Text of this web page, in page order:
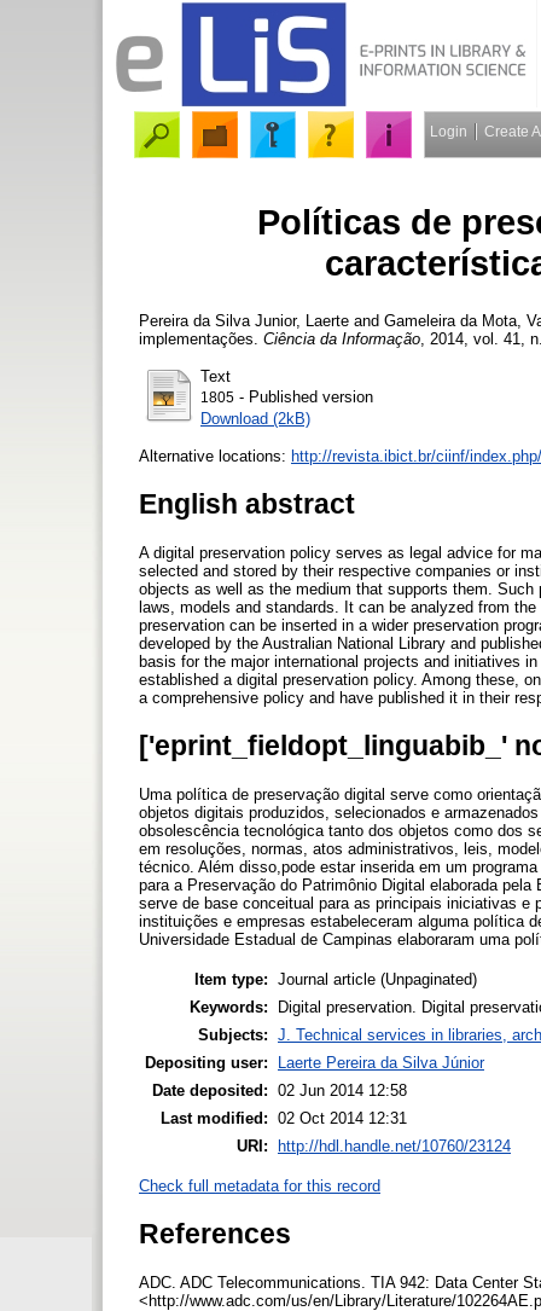
Login Create
Políticas de
Pereira da Silva Junior, Laerte and Gameleira da Mota,
implementações. Ciência da Informação , 2014, vol. 41,
Text
1805 - Published version
Download (2kB)
Alternative locations: http://revista.ibict.br/ciinf/
English abstract
A digital preservation policy serves as legal advice for
selected and stored by their respective companies or
objects as well as the medium that supports them.
laws, models and standards. It can be analyzed from
preservation can be inserted in a wider preservation
developed by the Australian National Library and
basis for the major international projects and initiatives
established a digital preservation policy. Among these,
a comprehensive policy and have published it in their
['eprint_fieldopt_linguabib_'
Uma política de preservação digital serve como
objetos digitais produzidos, selecionados e
obsolescência tecnológica tanto dos objetos como dos
em resoluções, normas, atos administrativos, leis,
técnico. Além disso,pode estar inserida em um
para a Preservação do Patrimônio Digital elaborada
serve de base conceitual para as principais iniciativas
instituições e empresas estabeleceram alguma política
Universidade Estadual de Campinas elaboraram uma
Item type: Journal article (Unpaginated)
Keywords:
Digital preservation. Digital
Subjects: J. Technical services in libraries,
Depositing user:
Laerte Pereira da Silva Júnior
Date deposited: 02 Jun 2014 12:58
Last modified: 02 Oct 2014 12:31
URI:
http://hdl.handle.net/10760/23124
Check full metadata for this record
References
ADC. ADC Telecommunications. TIA 942: Data Center
<http://www.adc.com/us/en/Library/Literature/